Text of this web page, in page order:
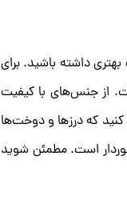
داشته باشید. برای
از جنس‌های با کیفیت
که درزها و دوخت‌ها
است. مطمئن شوید